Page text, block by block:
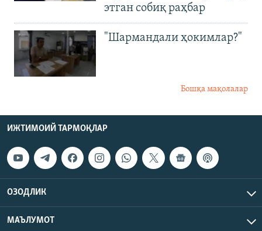
этган собиқ раҳбар
"Шармандали ҳокимлар?"
Бошқа мақолалар
ИЖТИМОИЙ ТАРМОҚЛАР
ОЗОДЛИК
МАЪЛУМОТ